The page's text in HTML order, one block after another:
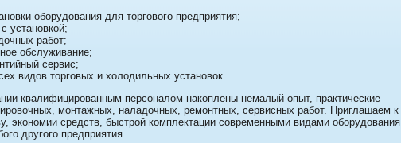
оборудования для торгового предприятия;
установкой;
работ;
обслуживание;
сервис;
видов торговых и холодильных установок.
квалифицированным персоналом накоплены немалый опыт, практические
монтажных, наладочных, ремонтных, сервисных работ. Приглашаем к
экономии средств, быстрой комплектации современными видами оборудования
другого предприятия.